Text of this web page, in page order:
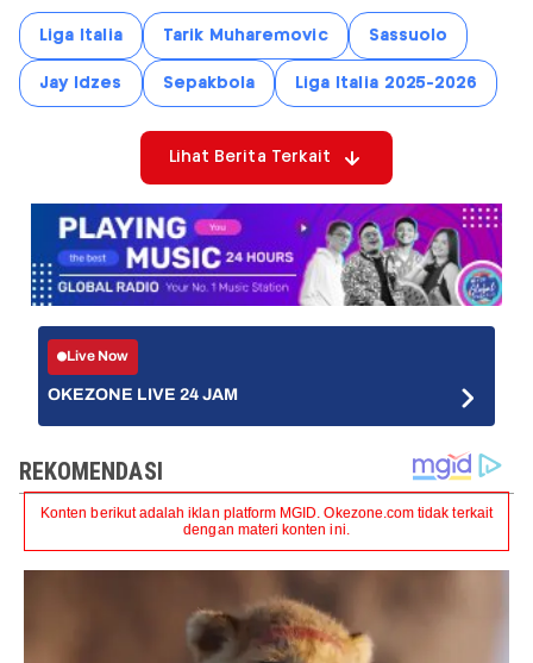
Liga Italia Tarik Muharemovic Sassuolo
Jay Idzes Sepakbola Liga Italia 2025-2026
Lihat Berita Terkait
Live Now
OKEZONE LIVE 24 JAM